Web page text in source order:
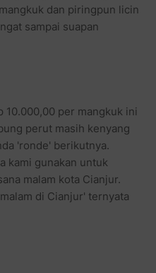
dan piringpun licin
sampai suapan
10.000,00 per mangkuk ini
perut masih kenyang
'ronde' berikutnya.
kami gunakan untuk
malam kota Cianjur.
di Cianjur' ternyata